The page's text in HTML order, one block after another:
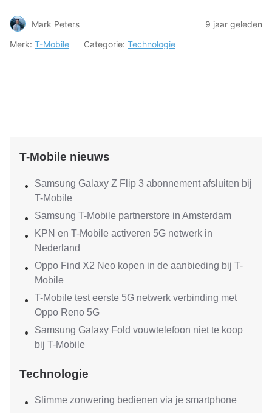
Mark Peters
9 jaar geleden
Merk: T-Mobile Categorie: Technologie
T-Mobile nieuws
Samsung Galaxy Z Flip 3 abonnement afsluiten bij
T-Mobile
Samsung T-Mobile partnerstore in Amsterdam
KPN en T-Mobile activeren 5G netwerk in
Nederland
Oppo Find X2 Neo kopen in de aanbieding bij T-
Mobile
T-Mobile test eerste 5G netwerk verbinding met
Oppo Reno 5G
Samsung Galaxy Fold vouwtelefoon niet te koop
bij T-Mobile
Technologie
Slimme zonwering bedienen via je smartphone